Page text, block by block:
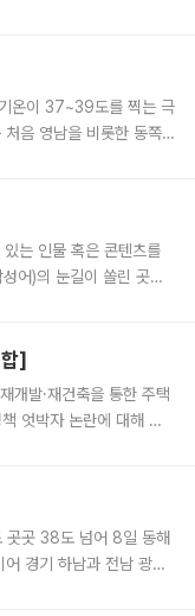
기온이 37~39도를 찍는 극
음 영남을 비롯한 동쪽
는 인물 혹은 콘텐츠를
어)의 눈길이 쏠린 곳은
]
개발·재건축을 통한 주택
엇박자 논란에 대해 정
곳 38도 넘어 8일 동해
경기 하남과 전남 광양